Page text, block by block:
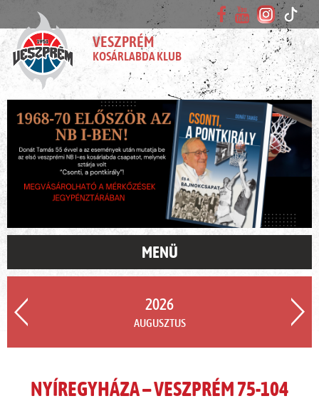
VESZPRÉM
KOSÁRLABDA KLUB
MENÜ
2026
AUGUSZTUS
NYÍREGYHÁZA – VESZPRÉM 75-104